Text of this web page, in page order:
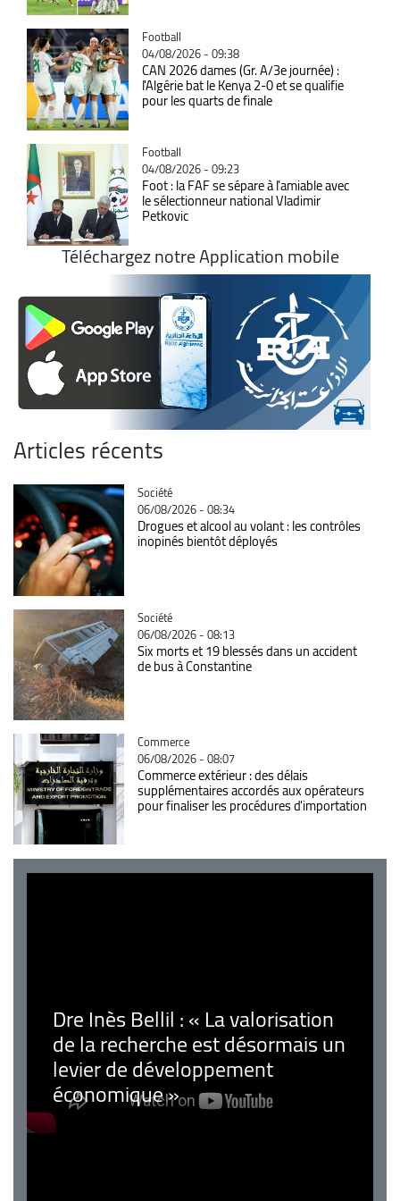
Catégorie
Football
04/08/2026 - 09:38
CAN 2026 dames (Gr. A/3e journée) :
l'Algérie bat le Kenya 2-0 et se qualifie
pour les quarts de finale
Catégorie
Football
04/08/2026 - 09:23
Foot : la FAF se sépare à l’amiable avec
le sélectionneur national Vladimir
Petkovic
Téléchargez notre Application mobile
Articles récents
Catégorie
Société
06/08/2026 - 08:34
Drogues et alcool au volant : les contrôles
inopinés bientôt déployés
Catégorie
Société
06/08/2026 - 08:13
Six morts et 19 blessés dans un accident
de bus à Constantine
Catégorie
Commerce
06/08/2026 - 08:07
Commerce extérieur : des délais
supplémentaires accordés aux opérateurs
pour finaliser les procédures d'importation
Dre Inès Bellil : « La valorisation
de la recherche est désormais un
levier de développement
économique »